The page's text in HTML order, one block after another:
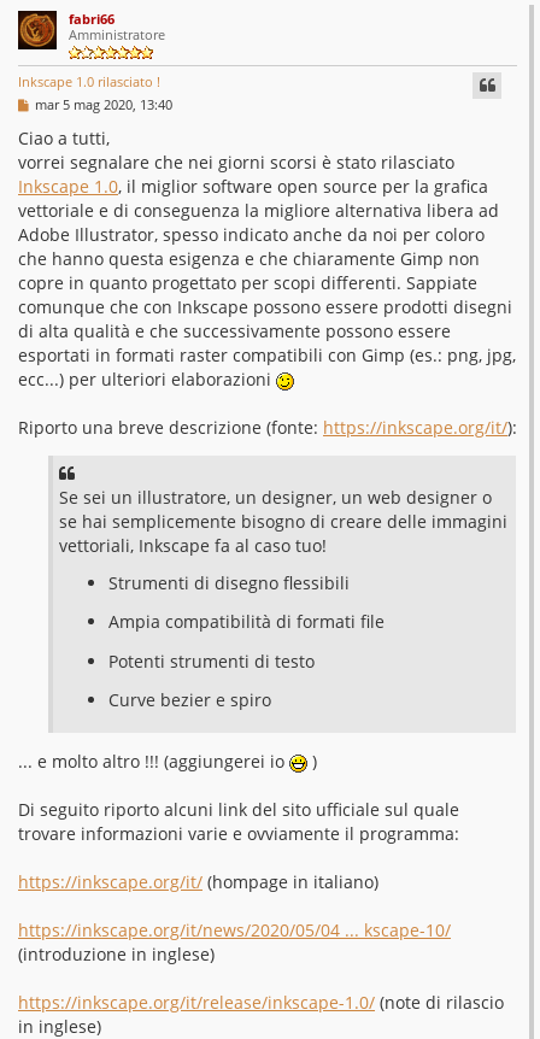
fabri66
Amministratore
Inkscape 1.0 rilasciato !
M
s
s
a
g
g
i
o
mar 5 mag 2020, 13:40
Ciao a tutti,
vorrei segnalare che nei giorni scorsi è stato rilasciato
Inkscape 1.0, il miglior software open source per la grafica
vettoriale e di conseguenza la migliore alternativa libera ad
Adobe Illustrator, spesso indicato anche da noi per coloro
che hanno questa esigenza e che chiaramente Gimp non
copre in quanto progettato per scopi differenti. Sappiate
comunque che con Inkscape possono essere prodotti disegni
di alta qualità e che successivamente possono essere
esportati in formati raster compatibili con Gimp (es.: png, jpg,
ecc...) per ulteriori elaborazioni
Riporto una breve descrizione (fonte: https://inkscape.org/it/):
Se sei un illustratore, un designer, un web designer o
se hai semplicemente bisogno di creare delle immagini
vettoriali, Inkscape fa al caso tuo!
Strumenti di disegno flessibili
Ampia compatibilità di formati file
Potenti strumenti di testo
Curve bezier e spiro
... e molto altro !!! (aggiungerei io )
Di seguito riporto alcuni link del sito ufficiale sul quale
trovare informazioni varie e ovviamente il programma:
https://inkscape.org/it/ (hompage in italiano)
https://inkscape.org/it/news/2020/05/04 ... kscape-10/
(introduzione in inglese)
https://inkscape.org/it/release/inkscape-1.0/ (note di rilascio
in inglese)